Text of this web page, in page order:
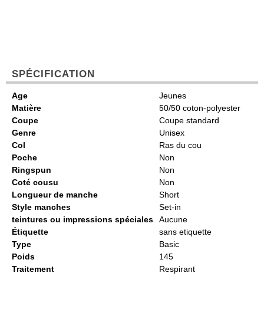
SPÉCIFICATION
Age
Jeunes
Matière
50/50 coton-polyester
Coupe
Coupe standard
Genre
Unisex
Col
Ras du cou
Poche
Non
Ringspun
Non
Coté cousu
Non
Longueur de manche
Short
Style manches
Set-in
teintures ou impressions spéciales
Aucune
Étiquette
sans etiquette
Type
Basic
Poids
145
Traitement
Respirant